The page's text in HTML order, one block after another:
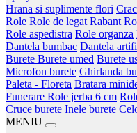
Hrana si suplimente flori
Role Role de legat Rabant
Role aspedistra Role organza
Dantela bumbac Dantela
Burete Burete umed Burete
Microfon burete Ghirlanda
Paleta - Floreta Bratara
Funerare Role jerba 6 cm
Cruce burete Inele burete
MENIU